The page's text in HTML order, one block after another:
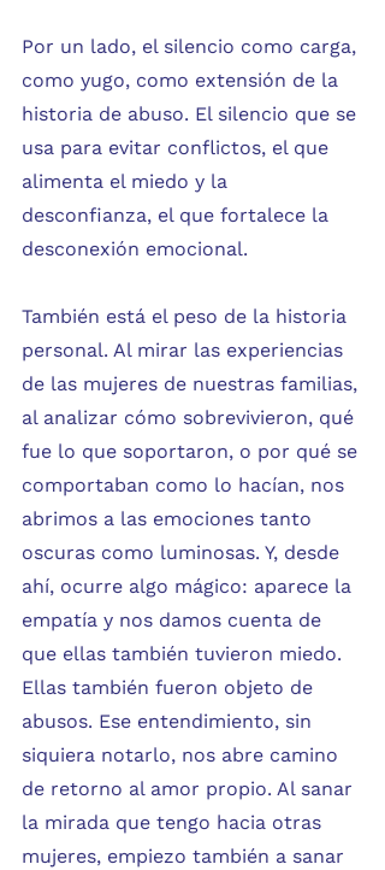
Por un lado, el silencio como carga,
como yugo, como extensión de la
historia de abuso. El silencio que se
usa para evitar conflictos, el que
alimenta el miedo y la
desconfianza, el que fortalece la
desconexión emocional.
También está el peso de la historia
personal. Al mirar las experiencias
de las mujeres de nuestras familias,
al analizar cómo sobrevivieron, qué
fue lo que soportaron, o por qué se
comportaban como lo hacían, nos
abrimos a las emociones tanto
oscuras como luminosas. Y, desde
ahí, ocurre algo mágico: aparece la
empatía y nos damos cuenta de
que ellas también tuvieron miedo.
Ellas también fueron objeto de
abusos. Ese entendimiento, sin
siquiera notarlo, nos abre camino
de retorno al amor propio. Al sanar
la mirada que tengo hacia otras
mujeres, empiezo también a sanar